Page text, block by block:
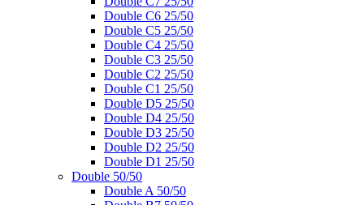
Double C6 25/50
Double C5 25/50
Double C4 25/50
Double C3 25/50
Double C2 25/50
Double C1 25/50
Double D5 25/50
Double D4 25/50
Double D3 25/50
Double D2 25/50
Double D1 25/50
Double 50/50
Double A 50/50